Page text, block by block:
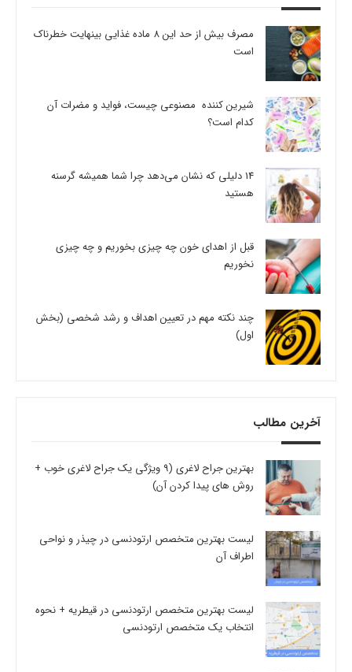
مصرف بیش از حد این 8 ماده غذایی بینهایت خطرناک
است
شیرین کننده مصنوعی چیست، فواید و مضرات آن
کدام است؟
14 دلیلی که نشان می‌دهد چرا شما همیشه گرسنه
هستید
قبل از اهدای خون چه چیزی بخوریم و چه چیزی
نخوریم
چند نکته مهم در تعیین اهداف و رشد شخصی (بخش
اول)
آخرین مطالب
بهترین جراح لاغری (9 ویژگی یک جراح لاغری خوب +
روش های پیدا کردن آن)
لیست بهترین متخصص ارتودنسی در چیذر و نواحی
اطراف آن
لیست بهترین متخصص ارتودنسی در قیطریه + نحوه
انتخاب یک متخصص ارتودنسی